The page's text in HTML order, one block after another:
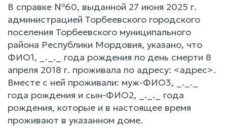
В справке №60, выданной 27 июня 2025 г.
администрацией Торбеевского городского
поселения Торбеевского муниципального
района Республики Мордовия, указано, что
ФИО1, _._._ года рождения по день смерти 8
апреля 2018 г. проживала по адресу: <адрес>.
Вместе с ней проживали: муж-ФИО3, _._._
года рождения и сын-ФИО2, _._._ года
рождения, которые и в настоящее время
проживают в указанном доме.